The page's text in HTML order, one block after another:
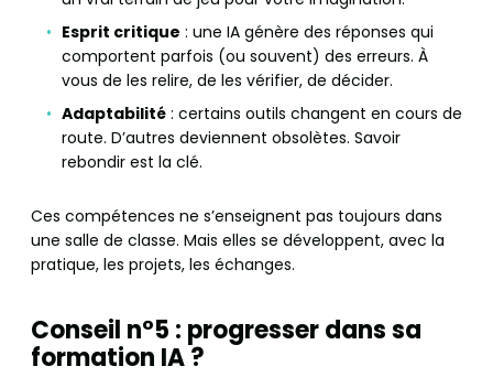
Esprit critique : une IA génère des réponses qui
comportent parfois (ou souvent) des erreurs. À
vous de les relire, de les vérifier, de décider.
Adaptabilité : certains outils changent en cours de
route. D’autres deviennent obsolètes. Savoir
rebondir est la clé.
Ces compétences ne s’enseignent pas toujours dans
une salle de classe. Mais elles se développent, avec la
pratique, les projets, les échanges.
Conseil n°5 : progresser dans sa
formation IA ?